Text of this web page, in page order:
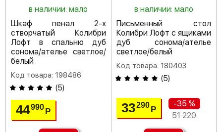
в наличии: мало
Шкаф пенал 2-х
створчатый Колибри
Лофт в спальню дуб
сонома/ателье светлое/
белый
Код товара: 198486
(5)
44990Р
в наличии: мало
Письменный стол
Колибри Лофт с ящиками
дуб сонома/ателье
светлое/белый
Код товара: 180403
(5)
33290 Р
-35 %
51 220